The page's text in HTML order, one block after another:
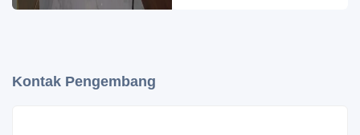
Kontak Pengembang